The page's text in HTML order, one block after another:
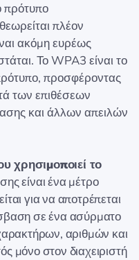
πρότυπο
πλέον
ακόμη ευρέως
Το WPA3 είναι το
προσφέροντας
των επιθέσεων
και άλλων απειλών
χρησιμοποιεί το
είναι ένα μέτρο
για να αποτρέπεται
σε ένα ασύρματο
αριθμών και
μόνο στον διαχειριστή